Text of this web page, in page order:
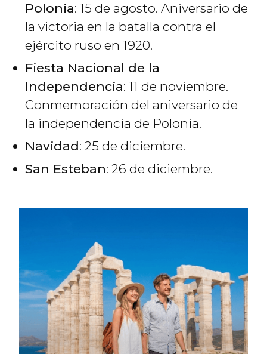
Polonia: 15 de agosto. Aniversario de
la victoria en la batalla contra el
ejército ruso en 1920.
Fiesta Nacional de la
Independencia: 11 de noviembre.
Conmemoración del aniversario de
la independencia de Polonia.
Navidad: 25 de diciembre.
San Esteban: 26 de diciembre.